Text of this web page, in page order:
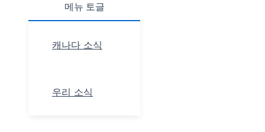
메뉴 토글
캐나다 소식
우리 소식